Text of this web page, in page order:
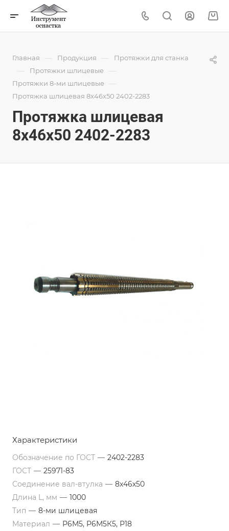
Главная — Продукция — Протяжки для станка
— Протяжки шлицевые —
Протяжки 8-ми шлицевые —
Протяжка шлицевая 8x46x50 2402-2283
Протяжка шлицевая
8x46x50 2402-2283
Характеристики
Обозначение по ГОСТ — 2402-2283
ГОСТ — 25971-83
Соединение вал-втулка — 8х46х50
Длина L, мм — 1000
Тип — 8-ми шлицевая
Материал — Р6М5, Р6М5К5, Р18